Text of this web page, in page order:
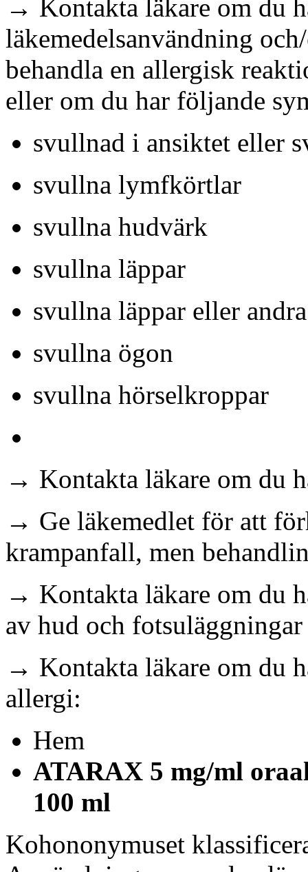
→ Kontakta läkare om du
läkemedelsanvändning
behandla en allergisk
eller om du har följande
svullnad i ansiktet eller
svullna lymfkörtlar
svullna hudvärk
svullna läppar
svullna läppar eller
svullna ögon
svullna hörselkroppar
→ Kontakta läkare om du
→ Ge läkemedlet för att
krampanfall, men
→ Kontakta läkare om du
av hud och
→ Kontakta läkare om du
allergi:
Hem
ATARAX 5 mg/ml
100 ml
Kohononymuset